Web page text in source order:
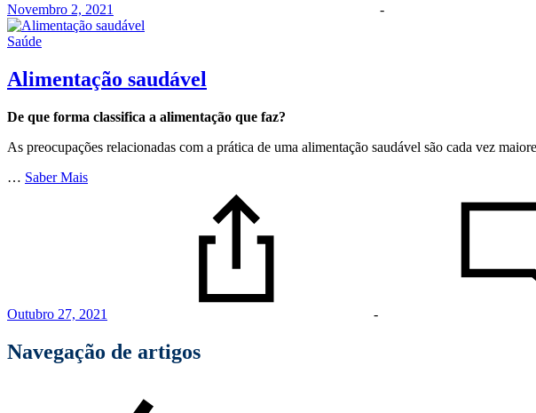
Novembro 2, 2021 -
Saúde
Alimentação saudável
De que forma classifica a alimentação que faz?
As preocupações relacionadas com a prática de uma alimentação saudável são cada vez
… Saber Mais
Outubro 27, 2021 -
Navegação de artigos